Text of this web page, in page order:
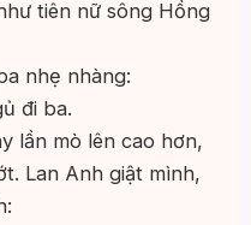
tiên nữ sông Hồng
nhẹ nhàng:
đi ba.
lần mò lên cao hơn,
Lan Anh giật mình,